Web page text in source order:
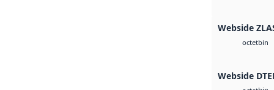
Webside
octetbin
Webside